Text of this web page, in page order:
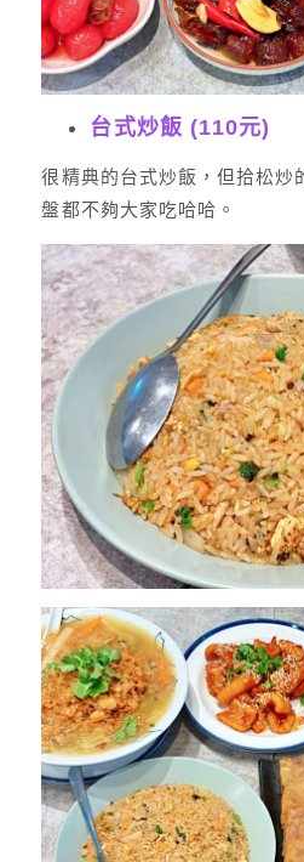
台式炒飯 (110元)
很精典的台式炒飯，但拾松炒
盤都不夠大家吃哈哈。